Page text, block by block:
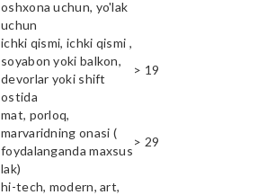
oshxona uchun, yo'lak
uchun
ichki qismi, ichki qismi ,
soyabon yoki balkon,
devorlar yoki shift
ostida
> 19
mat, porloq,
marvaridning onasi (
foydalanganda maxsus
lak)
> 29
hi-tech, modern, art,